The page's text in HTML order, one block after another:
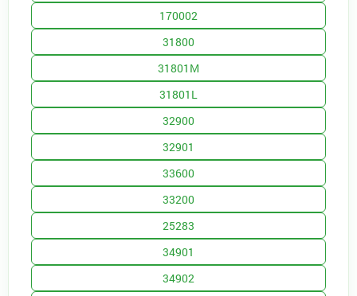
170002
31800
31801M
31801L
32900
32901
33600
33200
25283
34901
34902